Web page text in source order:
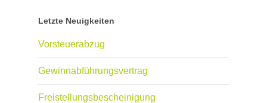
Letzte Neuigkeiten
Vorsteuerabzug
Gewinnabführungsvertrag
Freistellungsbescheinigung